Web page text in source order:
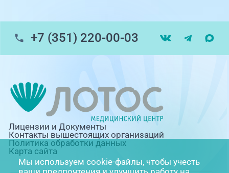
+7 (351) 220-00-03
Лицензии и Документы
Контакты вышестоящих организаций
Политика обработки данных
Карта сайта
Мы используем cookie-файлы, чтобы учесть